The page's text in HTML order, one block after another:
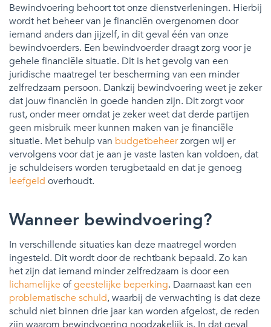
Bewindvoering behoort tot onze dienstverleningen. Hierbij
wordt het beheer van je financiën overgenomen door
iemand anders dan jijzelf, in dit geval één van onze
bewindvoerders. Een bewindvoerder draagt zorg voor je
gehele financiële situatie. Dit is het gevolg van een
juridische maatregel ter bescherming van een minder
zelfredzaam persoon. Dankzij bewindvoering weet je zeker
dat jouw financiën in goede handen zijn. Dit zorgt voor
rust, onder meer omdat je zeker weet dat derde partijen
geen misbruik meer kunnen maken van je financiële
situatie. Met behulp van budgetbeheerzorgen wij er
vervolgens voor dat je aan je vaste lasten kan voldoen, dat
je schuldeisers worden terugbetaald en dat je genoeg
leefgeld overhoudt.
Wanneer bewindvoering?
In verschillende situaties kan deze maatregel worden
ingesteld. Dit wordt door de rechtbank bepaald. Zo kan
het zijn dat iemand minder zelfredzaam is door een
lichamelijke ofgeestelijke beperking. Daarnaast kan een
problematische schuld, waarbij de verwachting is dat deze
schuld niet binnen drie jaar kan worden afgelost, de reden
zijn waarom bewindvoering noodzakelijk is. In dat geval